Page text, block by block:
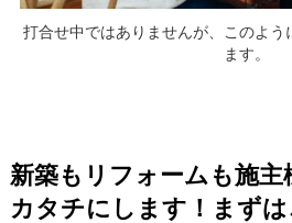
打合せ中ではありませんが、このよう
ます。
新築もリフォームも施主
カタチにします！まず